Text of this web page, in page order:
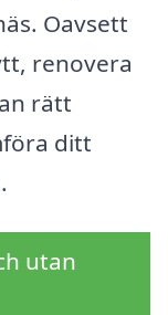
Oavsett
renovera
rätt
ditt
utan